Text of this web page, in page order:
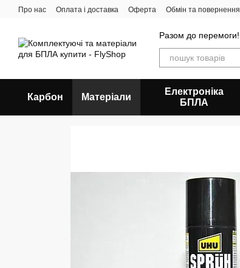
Перейти до основного контенту
Про нас Оплата і доставка Оферта Обмін та повернення
Разом до перемоги!
Карбон Матеріали
Електроніка
БПЛА